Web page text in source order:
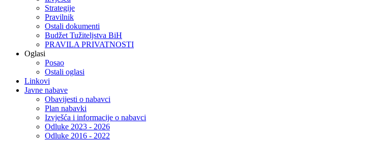
Strategije
Pravilnik
Ostali dokumenti
Budžet Tužiteljstva BiH
PRAVILA PRIVATNOSTI
Oglasi
Posao
Ostali oglasi
Linkovi
Javne nabave
Obavijesti o nabavci
Plan nabavki
Izvješća i informacije o nabavci
Odluke 2023 - 2026
Odluke 2016 - 2022